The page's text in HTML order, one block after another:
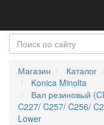
Магазин Каталог
Konica Minolta
Вал резиновый
C227/ C257/ C256/
Lower